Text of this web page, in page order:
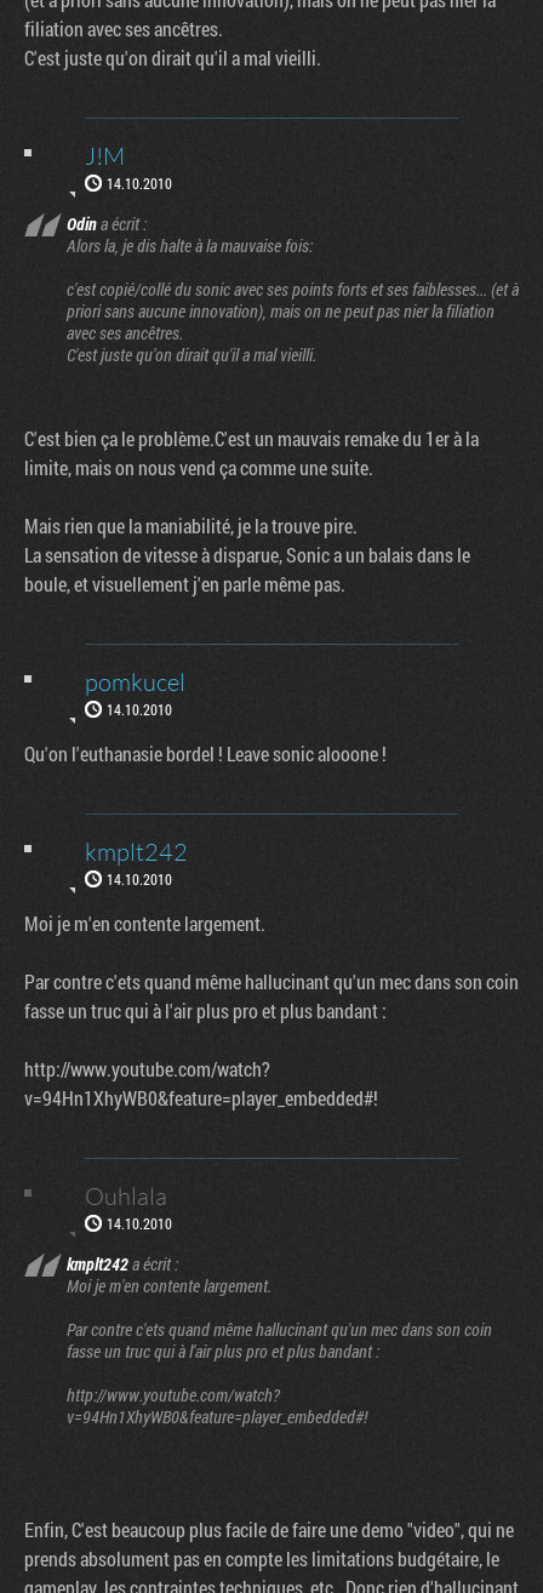
filiation avec ses ancêtres.
C'est juste qu'on dirait qu'il a mal vieilli.
J!M
14.10.2010
Odina écrit :
Alors la, je dis halte à la mauvaise fois:
c'est copié/collé du sonic avec ses points forts et ses faiblesses... (et à
priori sans aucune innovation), mais on ne peut pas nier la filiation
avec ses ancêtres.
C'est juste qu'on dirait qu'il a mal vieilli.
C'est bien ça le problème.C'est un mauvais remake du 1er à la
limite, mais on nous vend ça comme une suite.
Mais rien que la maniabilité, je la trouve pire.
La sensation de vitesse à disparue, Sonic a un balais dans le
boule, et visuellement j'en parle même pas.
pomkucel
14.10.2010
Qu'on l'euthanasie bordel ! Leave sonic alooone !
kmplt242
14.10.2010
Moi je m'en contente largement.
Par contre c'ets quand même hallucinant qu'un mec dans son coin
fasse un truc qui à l'air plus pro et plus bandant :
http://www.youtube.com/watch?
v=94Hn1XhyWB0&feature=player_embedded#!
Ouhlala
14.10.2010
kmplt242a écrit :
Moi je m'en contente largement.
Par contre c'ets quand même hallucinant qu'un mec dans son coin
fasse un truc qui à l'air plus pro et plus bandant :
http://www.youtube.com/watch?
v=94Hn1XhyWB0&feature=player_embedded#!
Enfin, C'est beaucoup plus facile de faire une demo "video", qui ne
prends absolument pas en compte les limitations budgétaire, le
gameplay, les contraintes techniques, etc . Donc rien d'hallucinant